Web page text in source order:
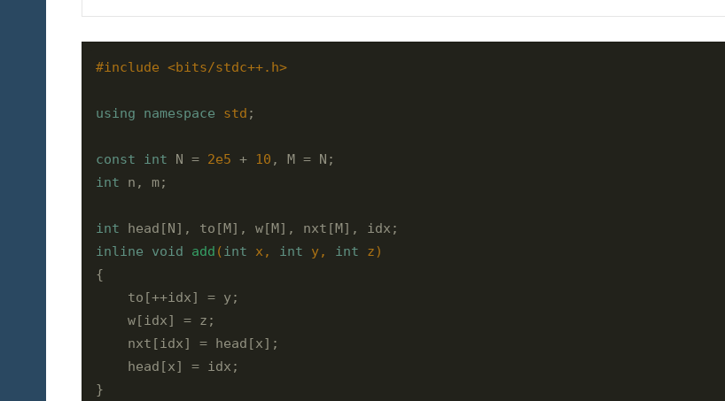
#include <bits/stdc++.h>
using namespace std ;
const int N = 2e5 + 10
int n, m;
int
inline
void add (int x, int y, int z)
{
    to[++idx] = y;
    w[idx] = z;
    nxt[idx] = head[x];
    head[x] = idx;
}